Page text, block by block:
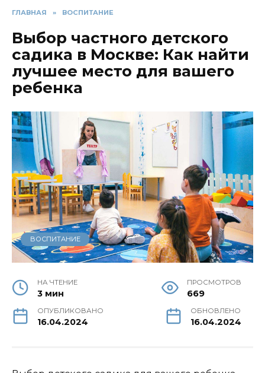
ГЛАВНАЯ » ВОСПИТАНИЕ
Выбор частного детского
садика в Москве: Как найти
лучшее место для вашего
ребенка
ВОСПИТАНИЕ
НА ЧТЕНИЕ
3 мин
ПРОСМОТРОВ
669
ОПУБЛИКОВАНО
16.04.2024
ОБНОВЛЕНО
16.04.2024